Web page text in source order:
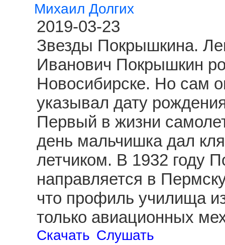
Михаил Долгих
2019-03-23
Звезды Покрышкина.
Иванович Покрышкин
Новосибирске. Но сам
указывал дату
Первый в жизни
день мальчишка дал
летчиком. В 1932 году
направляется в
что профиль училища
только авиационных
Скачать Слушать